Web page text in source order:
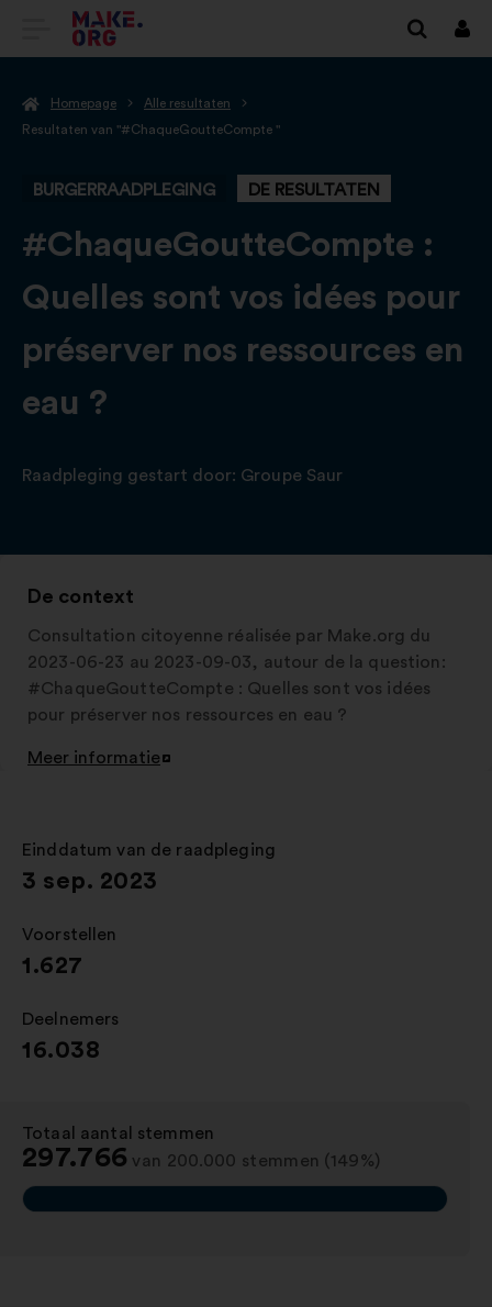
GA
DE
VAN
MAKE.ORG
Homepage
Alle resultaten
Resultaten van "#ChaqueGoutteCompte "
BURGERRAADPLEGING DE RESULTATEN
-
#ChaqueGoutteCompte :
Quelles sont vos idées pour
préserver nos ressources en
eau ?
Raadpleging gestart door: Groupe Saur
De context
Consultation citoyenne réalisée par Make.org du
2023-06-23 au 2023-09-03, autour de la question:
#ChaqueGoutteCompte : Quelles sont vos idées
pour préserver nos ressources en eau ?
Meer informatie
Openen
nieuw
tabblad
Einddatum van de raadpleging
:
3 sep. 2023
Voorstellen
:
1.627
Deelnemers
:
16.038
Totaal aantal stemmen
297.766 van 200.000 stemmen (149%)